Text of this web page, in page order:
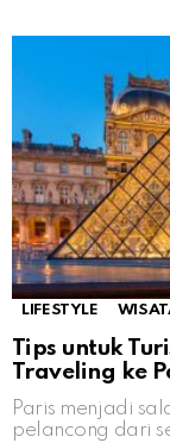
LIFESTYLE
Tips untuk
Traveling ke
Paris menjadi
pelancong dari